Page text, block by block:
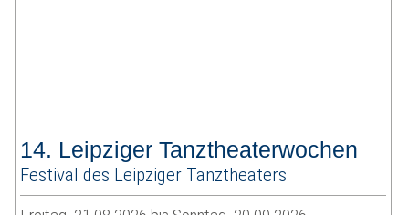
14. Leipziger Tanztheaterwochen
Festival des Leipziger Tanztheaters